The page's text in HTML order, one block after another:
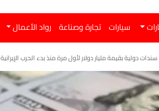
سيارات تجارة وصناعة رواد الأعمال
دولية بقيمة مليار دولار لأول مرة منذ بدء الحرب الإيرانية